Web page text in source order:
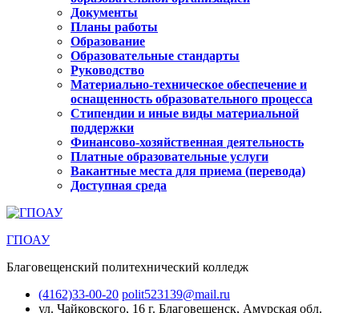
Документы
Планы работы
Образование
Образовательные стандарты
Руководство
Материально-техническое обеспечение и
оснащенность образовательного процесса
Стипендии и иные виды материальной
поддержки
Финансово-хозяйственная деятельность
Платные образовательные услуги
Вакантные места для приема (перевода)
Доступная среда
ГПОАУ
Благовещенский политехнический колледж
(4162)33-00-20 polit523139@mail.ru
ул. Чайковского, 16 г. Благовещенск, Амурская обл.